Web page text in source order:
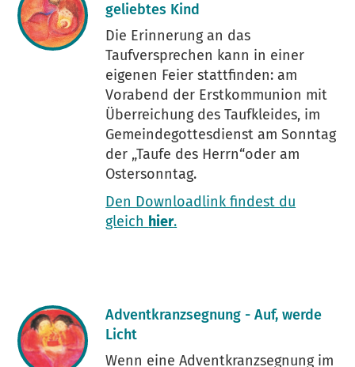
geliebtes Kind
Die Erinnerung an das
Taufversprechen kann in einer
eigenen Feier stattfinden: am
Vorabend der Erstkommunion mit
Überreichung des Taufkleides, im
Gemeindegottesdienst am Sonntag
der „Taufe des Herrn“oder am
Ostersonntag.
Den Downloadlink findest du
gleich hier.
Adventkranzsegnung - Auf, werde
Licht
Wenn eine Adventkranzsegnung im